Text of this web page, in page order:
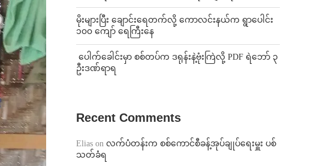
⁨မိုးများပြီး ချောင်းရေတက်လို့ ကောလင်းနယ်က ရွာပေါင်း
၁၀၀ ကျော် ရေကြီးနေ
⁩ ⁨ပေါက်ခေါင်းမှာ စစ်တပ်က ဒရုန်းနဲ့ဗုံးကြဲလို့ PDF ရဲဘော် ၃
ဦးဒဏ်ရာရ
Recent Comments
Elias on လက်ပံတန်းက စစ်ကောင်စီခန့်အုပ်ချုပ်ရေးမှူး ပစ်
သတ်ခံရ